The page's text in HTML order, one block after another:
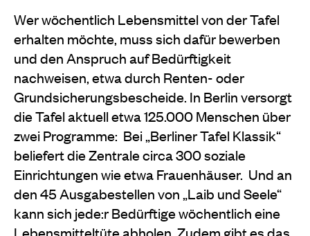
Wer wöchentlich Lebensmittel von der Tafel
erhalten möchte, muss sich dafür bewerben
und den Anspruch auf Bedürftigkeit
nachweisen, etwa durch Renten- oder
Grundsicherungsbescheide. In Berlin versorgt
die Tafel aktuell etwa 125.000 Menschen über
zwei Programme: Bei „Berliner Tafel Klassik“
beliefert die Zentrale circa 300 soziale
Einrichtungen wie etwa Frauenhäuser. Und an
den 45 Ausgabestellen von „Laib und Seele“
kann sich jede:r Bedürftige wöchentlich eine
Lebensmitteltüte abholen. Zudem gibt es das